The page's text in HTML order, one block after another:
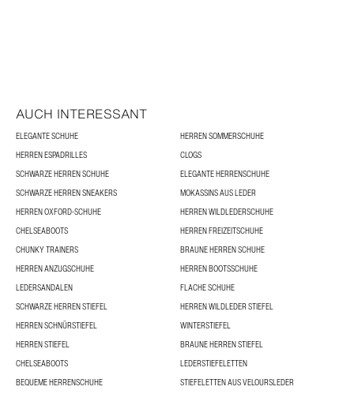
AUCH INTERESSANT
ELEGANTE SCHUHE
HERREN SOMMERSCHUHE
HERREN ESPADRILLES
CLOGS
SCHWARZE HERREN SCHUHE
ELEGANTE HERRENSCHUHE
SCHWARZE HERREN SNEAKERS
MOKASSINS AUS LEDER
HERREN OXFORD-SCHUHE
HERREN WILDLEDERSCHUHE
CHELSEABOOTS
HERREN FREIZEITSCHUHE
CHUNKY TRAINERS
BRAUNE HERREN SCHUHE
HERREN ANZUGSCHUHE
HERREN BOOTSSCHUHE
LEDERSANDALEN
FLACHE SCHUHE
SCHWARZE HERREN STIEFEL
HERREN WILDLEDER STIEFEL
HERREN SCHNÜRSTIEFEL
WINTERSTIEFEL
HERREN STIEFEL
BRAUNE HERREN STIEFEL
CHELSEABOOTS
LEDERSTIEFELETTEN
BEQUEME HERRENSCHUHE
STIEFELETTEN AUS VELOURSLEDER